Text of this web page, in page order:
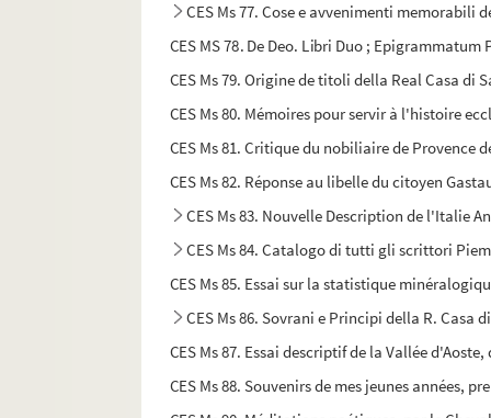
CES Ms 77. Cose e avvenimenti memorabili
CES MS 78. De Deo. Libri Duo ;
CES Ms 79. Origine de titoli della Real Casa
CES Ms 80. Mémoires pour servir à l'histoire
CES Ms 81. Critique du nobiliaire de
CES Ms 82. Réponse au libelle du citoyen
CES Ms 83. Nouvelle Description de l'Italie
CES Ms 84. Catalogo di tutti gli scrittori
CES Ms 85. Essai sur la statistique
CES Ms 86. Sovrani e Principi della R.
CES Ms 87. Essai descriptif de la Vallée
CES Ms 88. Souvenirs de mes jeunes années,